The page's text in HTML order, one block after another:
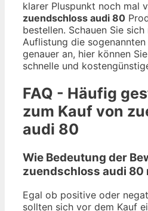
klarer Pluspunkt noch mal
zuendschloss audi 80
bestellen. Schauen Sie
Auflistung die
genauer an, hier können
schnelle und
FAQ - Häufig
zum Kauf von
audi 80
Wie Bedeutung der
zuendschloss audi 80
Egal ob positive oder
sollten sich vor dem Kauf